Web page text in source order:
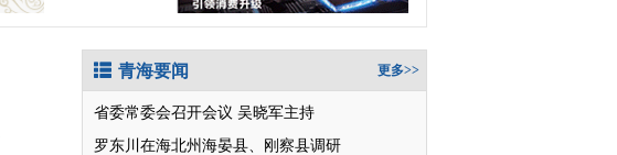
青海要闻 更多>>
省委常委会召开会议 吴晓军主持
罗东川在海北州海晏县、刚察县调研